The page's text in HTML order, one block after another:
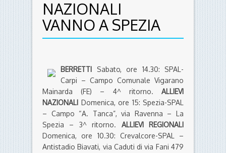
NAZIONALI
VANNO A SPEZIA
BERRETTI Sabato, ore 14.30: SPAL-
Carpi – Campo Comunale Vigarano
Mainarda (FE) – 4^ ritorno. ALLIEVI
NAZIONALI Domenica, ore 15: Spezia-SPAL
– Campo “A. Tanca”, via Ravenna – La
Spezia – 3^ ritorno. ALLIEVI REGIONALI
Domenica, ore 10.30: Crevalcore-SPAL –
Antistadio Biavati, via Caduti di via Fani 479